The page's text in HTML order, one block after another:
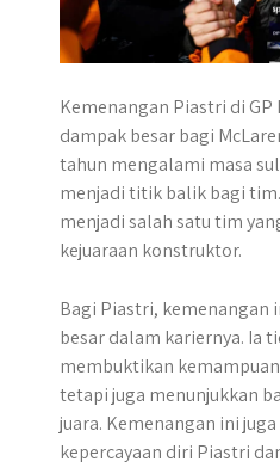
Kemenangan Piastri di
dampak besar bagi
tahun mengalami masa
menjadi titik balik bagi
menjadi salah satu tim
kejuaraan konstruktor.
Bagi Piastri, kemenangan
besar dalam kariernya. Ia
membuktikan
tetapi juga menunjukkan
juara. Kemenangan ini
kepercayaan diri Piastri